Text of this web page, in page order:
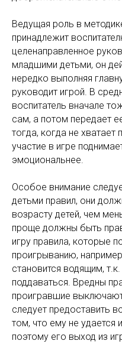
Ведущая роль в
принадлежит
целенаправленное
младшими детьми, он
нередко выполняя
руководит игрой. В
воспитатель вначале
сам, а потом передает
тогда, когда не
участие в игре
эмоциональнее.
Особое внимание
детьми правил, они
возрасту детей, чем
проще должны быть
игру правила, которые
проигрыванию,
становится водящим,
поддаваться. Вредны
проигравшие
следует предоставить
том, что ему не
поэтому его выход из